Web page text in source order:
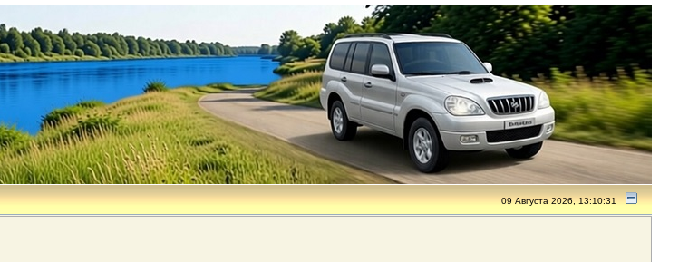
09 Августа 2026, 13:10:31